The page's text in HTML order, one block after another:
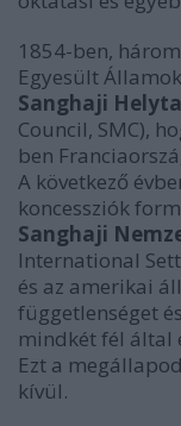
1854-ben,
Egyesült
Sanghaji
Council, SMC),
ben
A következő
koncessziók
Sanghaji
International
és az amerikai
függetlenséget
mindkét fél által
Ezt a
kívül.